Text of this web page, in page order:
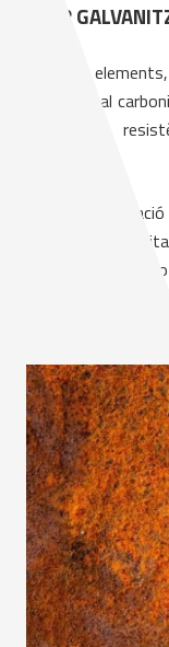
ACER
Tots els
amb acer al
una major
Gràcies a
una major
Serralleria
el lacat al forn